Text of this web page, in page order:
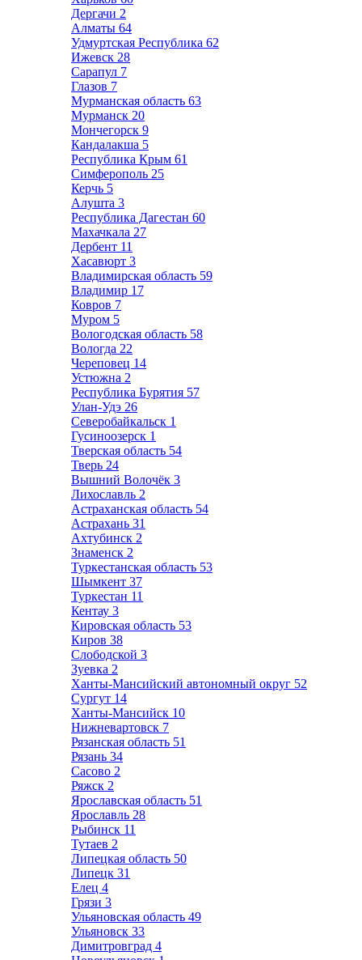
Дергачи 2
Алматы 64
Удмуртская Республика 62
Ижевск 28
Сарапул 7
Глазов 7
Мурманская область 63
Мурманск 20
Мончегорск 9
Кандалакша 5
Республика Крым 61
Симферополь 25
Керчь 5
Алушта 3
Республика Дагестан 60
Махачкала 27
Дербент 11
Хасавюрт 3
Владимирская область 59
Владимир 17
Ковров 7
Муром 5
Вологодская область 58
Вологда 22
Череповец 14
Устюжна 2
Республика Бурятия 57
Улан-Удэ 26
Северобайкальск 1
Гусиноозерск 1
Тверская область 54
Тверь 24
Вышний Волочёк 3
Лихославль 2
Астраханская область 54
Астрахань 31
Ахтубинск 2
Знаменск 2
Туркестанская область 53
Шымкент 37
Туркестан 11
Кентау 3
Кировская область 53
Киров 38
Слободской 3
Зуевка 2
Ханты-Мансийский автономный округ 52
Сургут 14
Ханты-Мансийск 10
Нижневартовск 7
Рязанская область 51
Рязань 34
Сасово 2
Ряжск 2
Ярославская область 51
Ярославль 28
Рыбинск 11
Тутаев 2
Липецкая область 50
Липецк 31
Елец 4
Грязи 3
Ульяновская область 49
Ульяновск 33
Димитровград 4